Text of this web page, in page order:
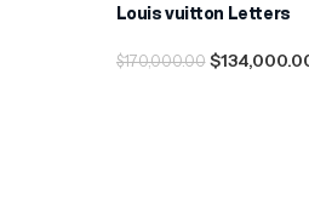
-21%
Louis vuitton Letters
$170,000.00 $